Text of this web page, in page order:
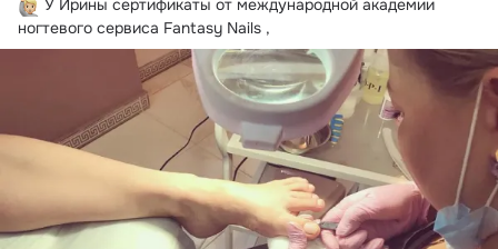
У Ирины сертификаты от международной академии
ногтевого сервиса Fantasy Nails ,